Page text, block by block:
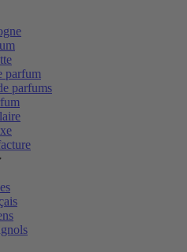
parfum
parfums